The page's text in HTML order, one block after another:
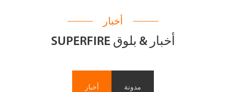
أخبار
SUPERFIRE أخبار & بلوق
أخبار مدونة